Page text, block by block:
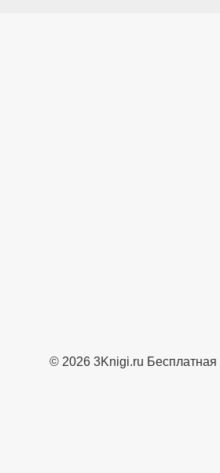
© 2026 3Knigi.ru Бесплатная